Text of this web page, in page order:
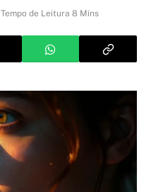
Tempo de Leitura 8 Mins